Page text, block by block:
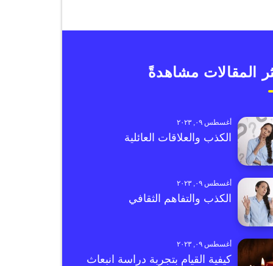
المقالات مشاهدةً
أغسطس ٠٩, ٢٠٢٣
الكذب والعلاقات العائلية
أغسطس ٠٩, ٢٠٢٣
الكذب والتفاهم الثقافي
أغسطس ٠٩, ٢٠٢٣
كيفية القيام بتجربة دراسة انبعاث